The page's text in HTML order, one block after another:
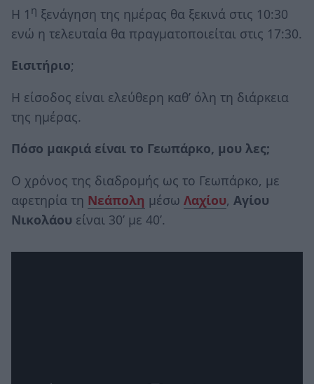
Η 1 η ξενάγηση της ημέρας θα ξεκινά στις 10:30
ενώ η τελευταία θα πραγματοποιείται στις 17:30.
Εισιτήριο;
Η είσοδος είναι ελεύθερη καθ’ όλη τη διάρκεια
της ημέρας.
Πόσο μακριά είναι το Γεωπάρκο, μου λες;
Ο χρόνος της διαδρομής ως το Γεωπάρκο, με
αφετηρία τη Νεάπολη μέσω Λαχίου, Αγίου
Νικολάου είναι 30’ με 40’.